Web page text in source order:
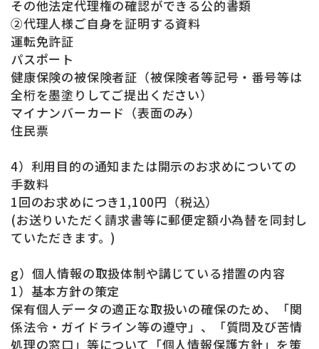
その他法定代理権の確認ができる公的書類
②代理人様ご自身を証明する資料
運転免許証
パスポート
健康保険の被保険者証（被保険者等記号・番号等は
全桁を墨塗りしてご提出ください）
マイナンバーカード（表面のみ）
住民票
4）利用目的の通知または開示のお求めについての
手数料
1回のお求めにつき1,100円（税込）
(お送りいただく請求書等に郵便定額小為替を同封し
ていただきます。)
g）個人情報の取扱体制や講じている措置の内容
1）基本方針の策定
保有個人データの適正な取扱いの確保のため、「関
係法令・ガイドライン等の遵守」、「質問及び苦情
処理の窓口」等について「個人情報保護方針」を策